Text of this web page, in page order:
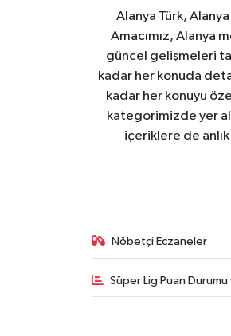
Alanya Türk,
Amacımız, Alanya
güncel gelişmeleri
kadar her konuda
kadar her konuyu
kategorimizde yer
içeriklere de
Nöbetçi Eczaneler
Süper Lig Puan